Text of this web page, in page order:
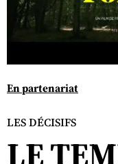
En partenariat
LES DÉCISIFS
LE